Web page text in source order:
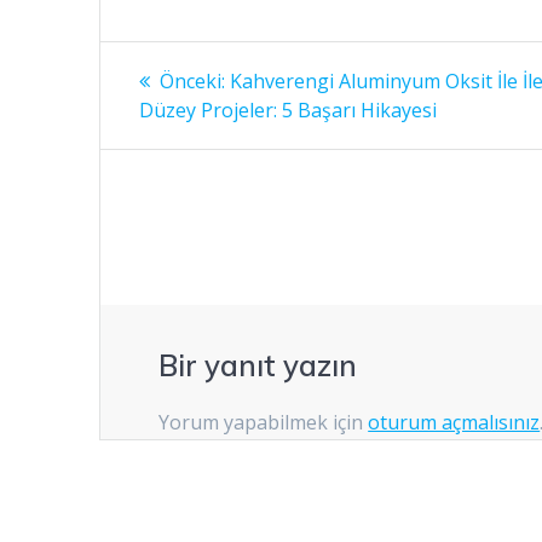
Yazı
gezinmesi
Önceki: Önceki
yazı:
Kahverengi Aluminyum Oksit İle
Düzey Projeler: 5 Başarı Hikayesi
Bir yanıt yazın
Yorum yapabilmek içinoturum açmalısınız